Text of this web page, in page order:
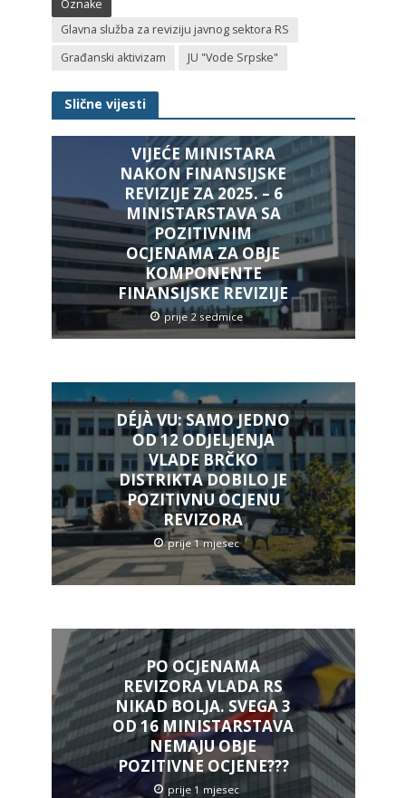
Oznake
Glavna služba za reviziju javnog sektora RS
Građanski aktivizam
JU "Vode Srpske"
Slične vijesti
VIJEĆE MINISTARA
NAKON FINANSIJSKE
REVIZIJE ZA 2025. – 6
MINISTARSTAVA SA
POZITIVNIM
OCJENAMA ZA OBJE
KOMPONENTE
FINANSIJSKE REVIZIJE
prije 2 sedmice
DÉJÀ VU: SAMO JEDNO
OD 12 ODJELJENJA
VLADE BRČKO
DISTRIKTA DOBILO JE
POZITIVNU OCJENU
REVIZORA
prije 1 mjesec
PO OCJENAMA
REVIZORA VLADA RS
NIKAD BOLJA. SVEGA 3
OD 16 MINISTARSTAVA
NEMAJU OBJE
POZITIVNE OCJENE???
prije 1 mjesec